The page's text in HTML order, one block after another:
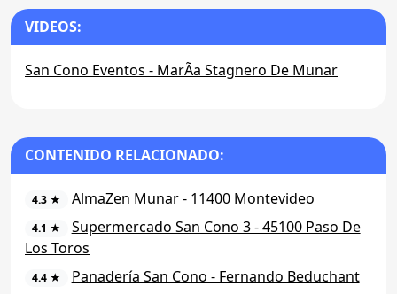
VIDEOS:
San Cono Eventos - MarÃ­a Stagnero De Munar
CONTENIDO RELACIONADO:
4.3 ★ AlmaZen Munar - 11400 Montevideo
4.1 ★
Supermercado San Cono 3 - 45100 Paso De
Los Toros
4.4 ★ Panadería San Cono - Fernando Beduchant